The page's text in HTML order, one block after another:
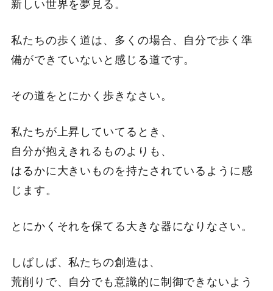
新しい世界を夢見る。
私たちの歩く道は、多くの場合、自分で歩く準
備ができていないと感じる道です。
その道をとにかく歩きなさい。
私たちが上昇していてるとき、
自分が抱えきれるものよりも、
はるかに大きいものを持たされているように感
じます。
とにかくそれを保てる大きな器になりなさい。
しばしば、私たちの創造は、
荒削りで、自分でも意識的に制御できないよう